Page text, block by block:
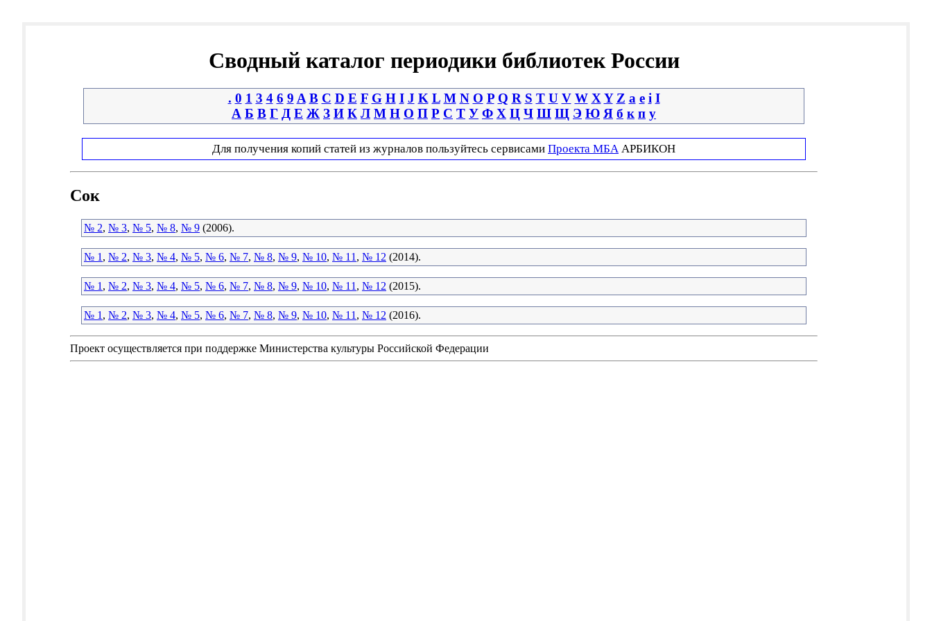
Сводный каталог периодики библиотек России
. 0 1 3 4 6 9 A B C D E F G H I J K L M N O P Q R S T U V W X Y Z a e i І
А Б В Г Д Е Ж З И К Л М Н О П Р С Т У Ф Х Ц Ч Ш Щ Э Ю Я б к п у
Для получения копий статей из журналов пользуйтесь сервисами Проекта МБА АРБИКОН
Сок
№ 2, № 3, № 5, № 8, № 9 (2006).
№ 1 , № 2, № 3, № 4, № 5, № 6, № 7, № 8, № 9, № 10, № 11 , № 12 (2014).
№ 1 , № 2, № 3, № 4, № 5, № 6, № 7, № 8, № 9, № 10, № 11 , № 12 (2015).
№ 1 , № 2, № 3, № 4, № 5, № 6, № 7, № 8, № 9, № 10, № 11 , № 12 (2016).
Проект осуществляется при поддержке Министерства культуры Российской Федерации